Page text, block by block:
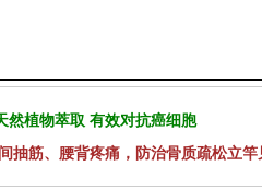
然植物萃取 有效对抗癌细胞
抽筋、腰背疼痛，防治骨质疏松立竿